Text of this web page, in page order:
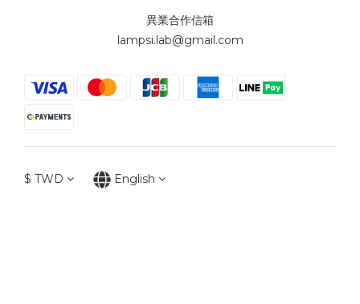
異業合作信箱
lampsi.lab@gmail.com
$ TWD English